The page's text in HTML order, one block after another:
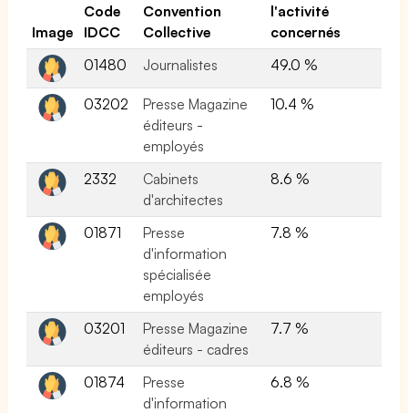
Image
Code
IDCC
Convention
Collective
l'activité
concernés
01480
Journalistes 49.0 %
03202
Presse Magazine
éditeurs -
employés
10.4 %
2332
Cabinets
d'architectes
8.6 %
01871
Presse
d'information
spécialisée
employés
7.8 %
03201
Presse Magazine
éditeurs - cadres
7.7 %
01874
Presse
d'information
6.8 %